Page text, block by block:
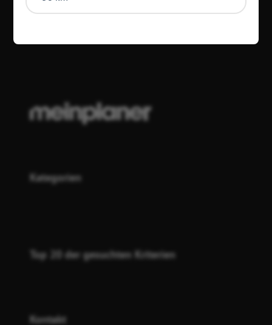
Diese Daten wurden vor 1 Jahr aktualisiert
Kategorien
Top 20 der gesuchten Kriterien
Kontakt